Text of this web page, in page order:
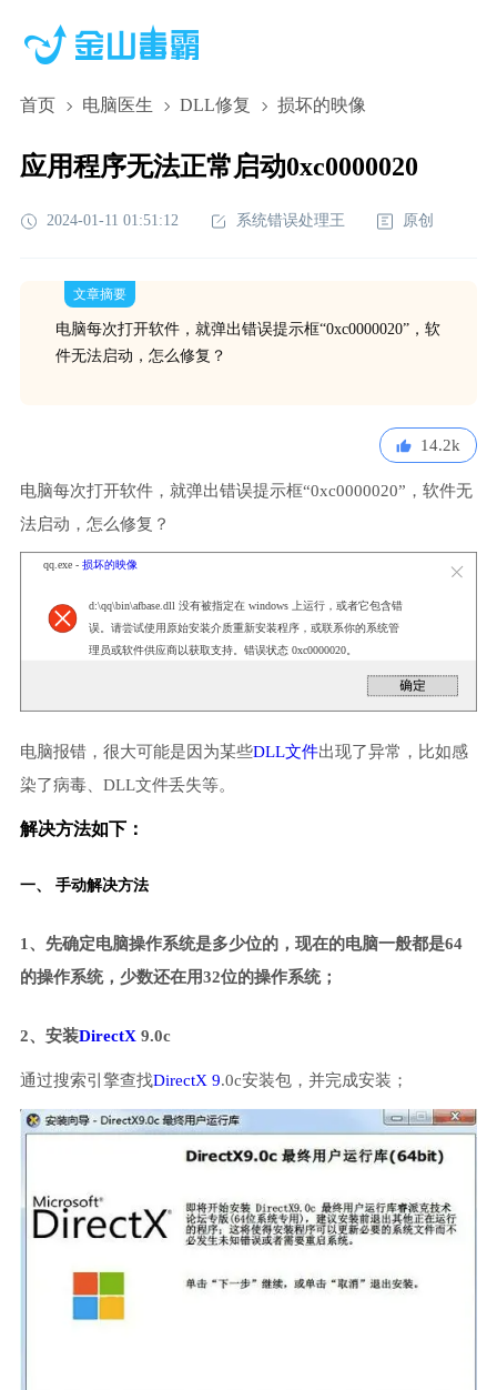
首页 电脑医生 DLL修复 损坏的映像
应用程序无法正常启动0xc0000020
2024-01-11 01:51:12 系统错误处理王 原创
文章摘要
电脑每次打开软件，就弹出错误提示框“0xc0000020”，软
件无法启动，怎么修复？
14.2k
电脑每次打开软件，就弹出错误提示框“0xc0000020”，软件无
法启动，怎么修复？
qq.exe - 损坏的映像
d:\qq\bin\afbase.dll 没有被指定在 windows 上运行，或者它包含错
误。请尝试使用原始安装介质重新安装程序，或联系你的系统管
理员或软件供应商以获取支持。错误状态 0xc0000020。
电脑报错，很大可能是因为某些DLL文件出现了异常，比如感
染了病毒、DLL文件丢失等。
解决方法如下：
一、 手动解决方法
1、先确定电脑操作系统是多少位的，现在的电脑一般都是64
的操作系统，少数还在用32位的操作系统；
2、安装DirectX 9.0c
通过搜索引擎查找DirectX 9.0c安装包，并完成安装；